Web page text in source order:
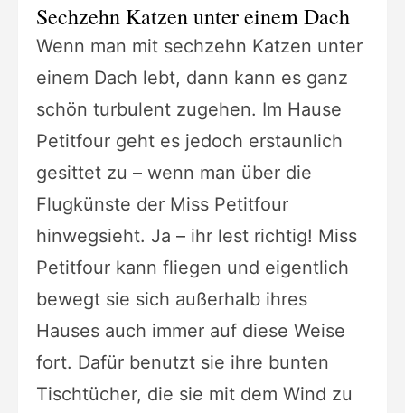
Sechzehn Katzen unter einem Dach
Wenn man mit sechzehn Katzen unter
einem Dach lebt, dann kann es ganz
schön turbulent zugehen. Im Hause
Petitfour geht es jedoch erstaunlich
gesittet zu – wenn man über die
Flugkünste der Miss Petitfour
hinwegsieht. Ja – ihr lest richtig! Miss
Petitfour kann fliegen und eigentlich
bewegt sie sich außerhalb ihres
Hauses auch immer auf diese Weise
fort. Dafür benutzt sie ihre bunten
Tischtücher, die sie mit dem Wind zu